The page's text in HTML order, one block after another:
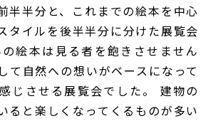
半半分と、これまでの絵本を中心
タイルを後半半分に分けた展覧会
絵本は見る者を飽きさせません
て自然への想いがベースになって
じさせる展覧会でした。 建物の
ると楽しくなってくるものが多い